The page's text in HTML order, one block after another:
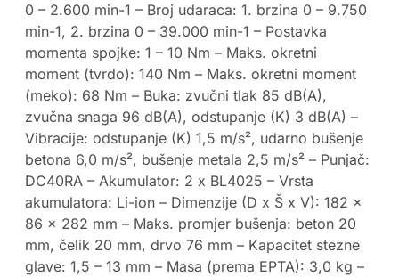
0 – 2.600 min-1 – Broj udaraca: 1. brzina 0 – 9.750
min-1, 2. brzina 0 – 39.000 min-1 – Postavka
momenta spojke: 1 – 10 Nm – Maks. okretni
moment (tvrdo): 140 Nm – Maks. okretni moment
(meko): 68 Nm – Buka: zvučni tlak 85 dB(A),
zvučna snaga 96 dB(A), odstupanje (K) 3 dB(A) –
Vibracije: odstupanje (K) 1,5 m/s², udarno bušenje
betona 6,0 m/s², bušenje metala 2,5 m/s² – Punjač:
DC40RA – Akumulator: 2 x BL4025 – Vrsta
akumulatora: Li-ion – Dimenzije (D x Š x V): 182 x
86 x 282 mm – Maks. promjer bušenja: beton 20
mm, čelik 20 mm, drvo 76 mm – Kapacitet stezne
glave: 1,5 – 13 mm – Masa (prema EPTA): 3,0 kg –